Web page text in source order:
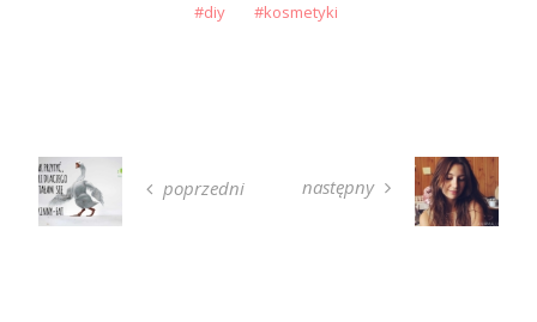
diy kosmetyki
poprzedni następny